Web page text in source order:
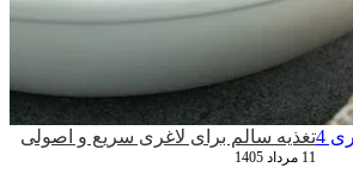
تغذیه سالم برای لاغری سریع و اصولی
11 مرداد 1405